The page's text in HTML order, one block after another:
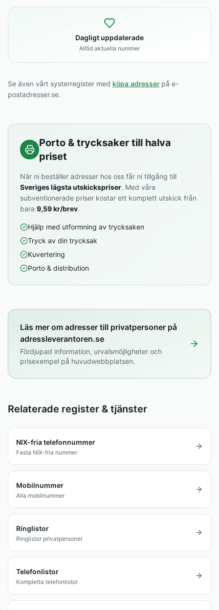
Dagligt uppdaterade
Alltid aktuella nummer
Se även vårt systerregister med köpa adresser på e-
postadresser.se.
Porto & trycksaker till halva
priset
När ni beställer adresser hos oss får ni tillgång till
Sveriges lägsta utskickspriser. Med våra
subventionerade priser kostar ett komplett utskick från
bara 9,59 kr/brev.
Hjälp med utformning av trycksaken
Tryck av din trycksak
Kuvertering
Porto & distribution
Läs mer om adresser till privatpersoner på
adressleverantoren.se
Fördjupad information, urvalsmöjligheter och
prisexempel på huvudwebbplatsen.
Relaterade register & tjänster
NIX-fria telefonnummer
Fasta NIX-fria nummer
Mobilnummer
Alla mobilnummer
Ringlistor
Ringlistor privatpersoner
Telefonlistor
Kompletta telefonlistor